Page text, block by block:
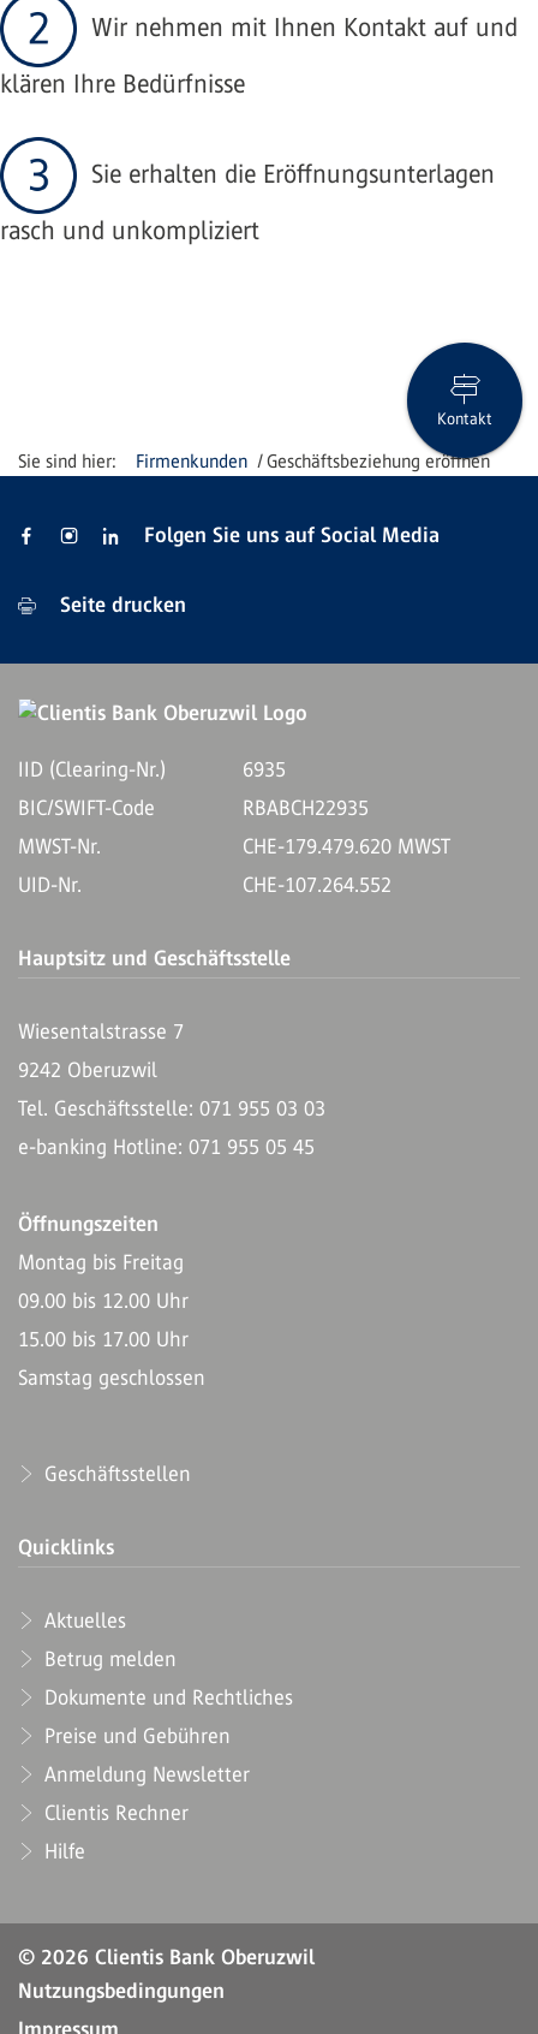
Wir nehmen mit Ihnen Kontakt auf und
klären Ihre Bedürfnisse
Sie erhalten die Eröffnungsunterlagen
rasch und unkompliziert
Firmenkunden Geschäftsbeziehung eröffnen
Kontakt
Folgen Sie uns auf Social Media
Seite drucken
IID (Clearing-Nr.)
6935
BIC/SWIFT-Code
RBABCH22935
MWST-Nr.
CHE-179.479.620 MWST
UID-Nr.
CHE-107.264.552
Hauptsitz und Geschäftsstelle
Wiesentalstrasse 7
9242 Oberuzwil
Tel. Geschäftsstelle: 071 955 03 03
e-banking Hotline: 071 955 05 45
Öffnungszeiten
Montag bis Freitag
09.00 bis 12.00 Uhr
15.00 bis 17.00 Uhr
Samstag geschlossen
Geschäftsstellen
Quicklinks
Aktuelles
Betrug melden
Dokumente und Rechtliches
Preise und Gebühren
Anmeldung Newsletter
Clientis Rechner
Hilfe
© 2026 Clientis Bank Oberuzwil
Nutzungsbedingungen
Impressum